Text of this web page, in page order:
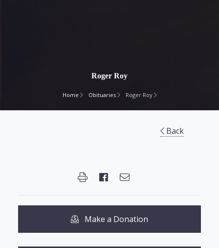
Roger Roy
Home Obituaries Roger Roy
Back
Make a Donation